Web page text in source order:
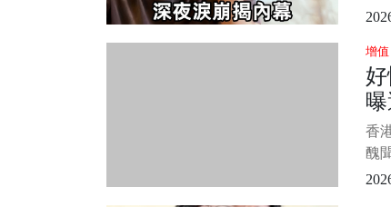
守
藝
感
後
第
《
增值
香
醜
以